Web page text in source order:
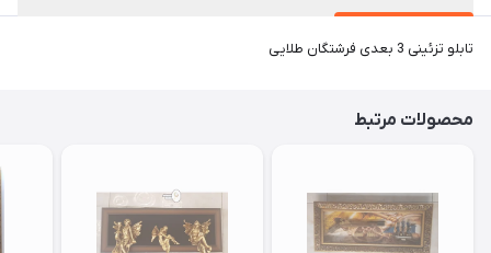
تابلو تزئینی 3 بعدی فرشتگان طلایی
محصولات مرتبط